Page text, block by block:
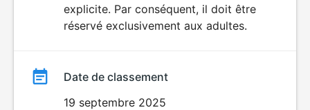
explicite. Par conséquent, il doit être
réservé exclusivement aux adultes.
Date de classement
19 septembre 2025